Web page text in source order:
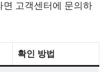
고객센터에 문의하
확인 방법